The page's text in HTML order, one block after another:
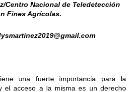
Centro Nacional de Teledetección
Fines Agrícolas.
una fuerte importancia para la
el acceso a la misma es un derecho